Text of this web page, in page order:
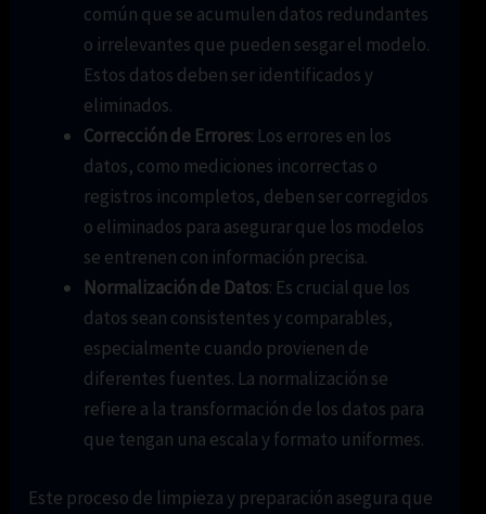
común que se acumulen datos redundantes
o irrelevantes que pueden sesgar el modelo.
Estos datos deben ser identificados y
eliminados.
Corrección de Errores: Los errores en los
datos, como mediciones incorrectas o
registros incompletos, deben ser corregidos
o eliminados para asegurar que los modelos
se entrenen con información precisa.
Normalización de Datos: Es crucial que los
datos sean consistentes y comparables,
especialmente cuando provienen de
diferentes fuentes. La normalización se
refiere a la transformación de los datos para
que tengan una escala y formato uniformes.
Este proceso de limpieza y preparación asegura que